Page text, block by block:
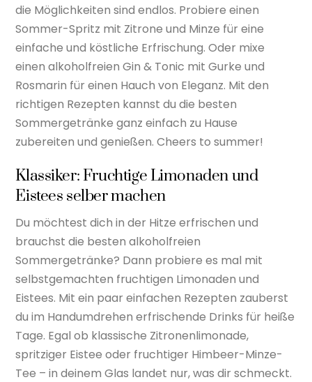
die Möglichkeiten sind endlos. Probiere einen
Sommer-Spritz mit Zitrone und Minze für eine
einfache und köstliche Erfrischung. Oder mixe
einen alkoholfreien Gin & Tonic mit Gurke und
Rosmarin für einen Hauch von Eleganz. Mit den
richtigen Rezepten kannst du die besten
Sommergetränke ganz einfach zu Hause
zubereiten und genießen. Cheers to summer!
Klassiker: Fruchtige Limonaden und
Eistees selber machen
Du möchtest dich in der Hitze erfrischen und
brauchst die besten alkoholfreien
Sommergetränke? Dann probiere es mal mit
selbstgemachten fruchtigen Limonaden und
Eistees. Mit ein paar einfachen Rezepten zauberst
du im Handumdrehen erfrischende Drinks für heiße
Tage. Egal ob klassische Zitronenlimonade,
spritziger Eistee oder fruchtiger Himbeer-Minze-
Tee – in deinem Glas landet nur, was dir schmeckt.